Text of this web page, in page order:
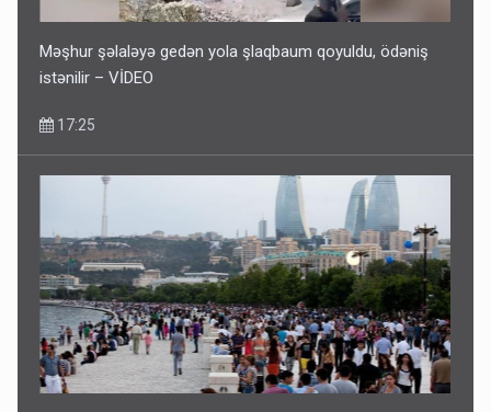
Məşhur şəlaləyə gedən yola şlaqbaum qoyuldu, ödəniş
istənilir – VİDEO
17:25